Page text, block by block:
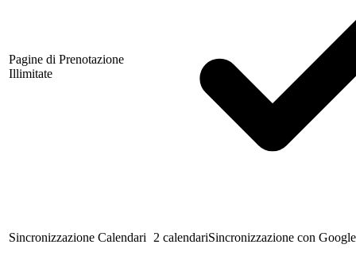
Pagine di Prenotazione
Illimitate
Sincronizzazione Calendari 2 calendariSincronizzazione con